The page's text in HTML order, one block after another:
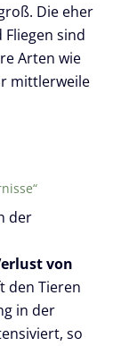
Die eher
sind
Arten wie
mittlerweile
der
von
den Tieren
in der
so